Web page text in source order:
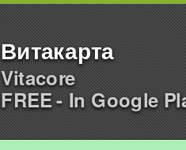
Витакарта
Vitacore
FREE - In Google